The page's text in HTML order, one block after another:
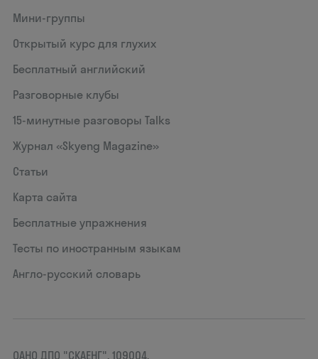
Мини-группы
Открытый курс для глухих
Бесплатный английский
Разговорные клубы
15‑минутные разговоры Talks
Журнал «Skyeng Magazine»
Статьи
Карта сайта
Бесплатные упражнения
Тесты по иностранным языкам
Англо-русский словарь
ОАНО ДПО "СКАЕНГ", 109004,